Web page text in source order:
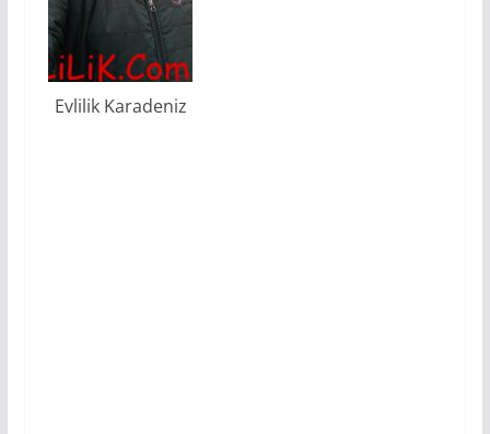
Evlilik Karadeniz